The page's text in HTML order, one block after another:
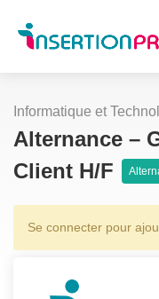
Informatique et
Alternance –
Client H/F
Se connecter pour